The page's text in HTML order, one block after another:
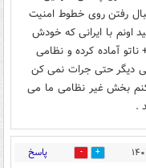
رفتن روی خطوط امنیت
اونم با ایرانی که خودش
ناتو آماده کرده و نظامی
دیگر حتی جرات نمی کن
بخش غیر نظامی ما می
.
9 پاسخ